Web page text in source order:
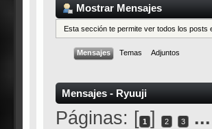
Mostrar Mensajes
Esta sección te permite ver todos los
Mensajes Temas Adjuntos
Mensajes - Ryuuji
Páginas: [ 1 ] 2 3 ...